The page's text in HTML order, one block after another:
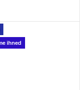
ihned